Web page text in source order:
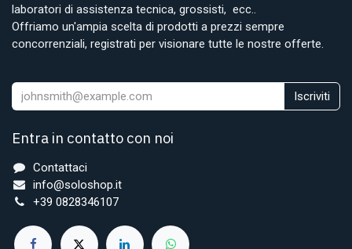
laboratori di assistenza tecnica, grossisti, ecc..
Offriamo un'ampia scelta di prodotti a prezzi sempre
concorrenziali, registrati per visionare tutte le nostre offerte.
Iscriviti
Entra in contatto con noi
Contattaci
info@soloshop.it
+39 0828346107